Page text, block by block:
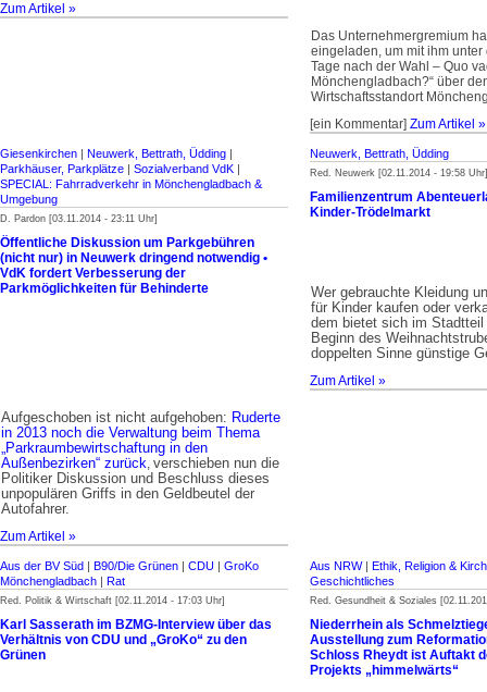
Zum Artikel »
Das Unternehmergremium
eingeladen, um mit ihm unter
Tage nach der Wahl – Quo
Mönchengladbach?“ über
Wirtschaftsstandort
[ein Kommentar] Zum Artikel »
Giesenkirchen | Neuwerk, Bettrath, Üdding |
Parkhäuser, Parkplätze | Sozialverband VdK |
SPECIAL: Fahrradverkehr in Mönchengladbach &
Umgebung
D. Pardon [03.11.2014 - 23:11 Uhr]
Öffentliche Diskussion um Parkgebühren
(nicht nur) in Neuwerk dringend notwendig •
VdK fordert Verbesserung der
Parkmöglichkeiten für Behinderte
Aufgeschoben ist nicht aufgehoben: Ruderte
in 2013 noch die Verwaltung beim Thema
„Parkraumbewirtschaftung in den
Außenbezirken“ zurück, verschieben nun die
Politiker Diskussion und Beschluss dieses
unpopulären Griffs in den Geldbeutel der
Autofahrer.
Zum Artikel »
Neuwerk, Bettrath, Üdding
Red. Neuwerk [02.11.2014 - 19:58 Uhr]
Familienzentrum
Kinder-Trödelmarkt
Wer gebrauchte Kleidung
für Kinder kaufen oder
dem bietet sich im Stadtteil
Beginn des
doppelten Sinne günstige
Zum Artikel »
Aus der BV Süd | B90/Die Grünen | CDU | GroKo
Mönchengladbach | Rat
Red. Politik & Wirtschaft [02.11.2014 - 17:03 Uhr]
Karl Sasserath im BZMG-Interview über das
Verhältnis von CDU und „GroKo“ zu den
Grünen
Aus NRW| Ethik, Religion &
Geschichtliches
Red. Gesundheit & Soziales
Niederrhein als
Ausstellung zum
Schloss Rheydt ist Auftakt
Projekts „himmelwärts“